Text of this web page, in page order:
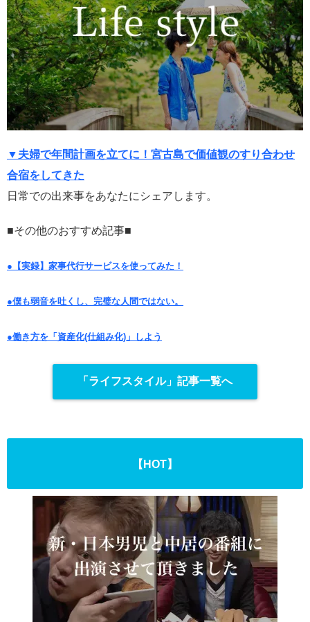
▼夫婦で年間計画を立てに！宮古島で価値観のすり合わせ
合宿をしてきた
日常での出来事をあなたにシェアします。
■その他のおすすめ記事■
●【実録】家事代行サービスを使ってみた！
●僕も弱音を吐くし、完璧な人間ではない。
●働き方を「資産化(仕組み化)」しよう
「ライフスタイル」記事一覧へ
【HOT】